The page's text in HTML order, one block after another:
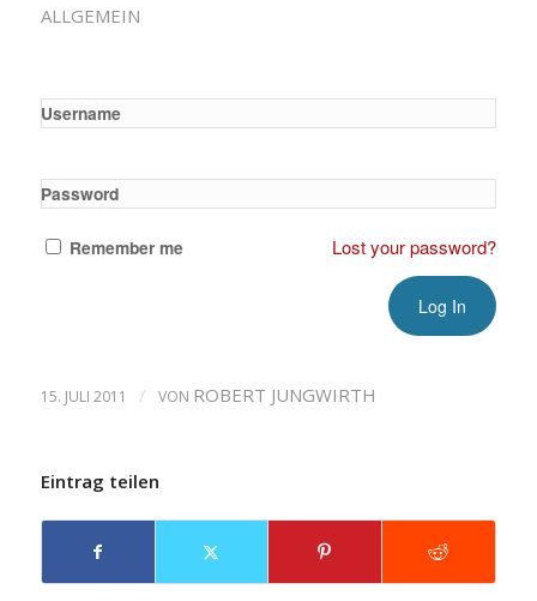
ALLGEMEIN
Username
Password
Remember me Lost your password?
15. JULI 2011 / VON ROBERT JUNGWIRTH
Eintrag teilen